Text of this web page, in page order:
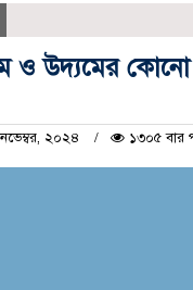
ও উদ্যমের
২০২৪ ১৩০৫ বার